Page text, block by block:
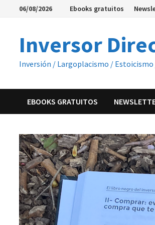
Saltar06/08/2026 Ebooks gratuitos
Inversor
Inversión / Largoplacismo /
EBOOKS GRATUITOS